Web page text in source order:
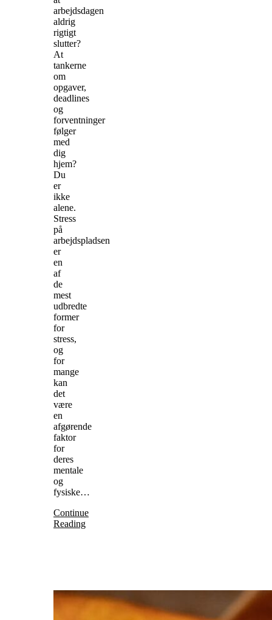
arbejdsdagen
aldrig
rigtigt
slutter?
At
tankerne
om
opgaver,
deadlines
og
forventninger
følger
med
dig
hjem?
Du
er
ikke
alene.
Stress
på
arbejdspladsen
er
en
af
de
mest
udbredte
former
for
stress,
og
for
mange
kan
det
være
en
afgørende
faktor
for
deres
mentale
og
fysiske…
Continue
Reading